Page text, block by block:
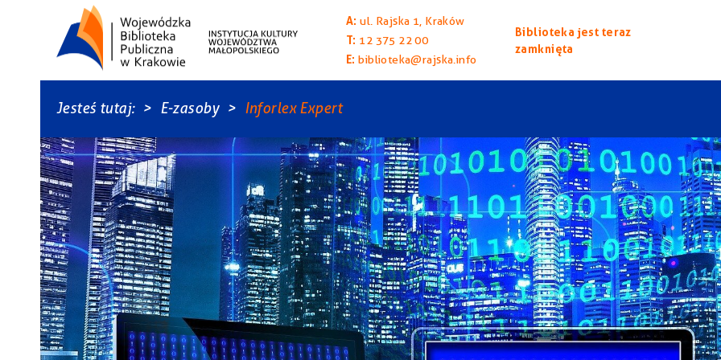
A:ul. Rajska 1, Kraków
T: 12 375 22 00
E:biblioteka@rajska.info
Biblioteka jest teraz
zamknięta
Jesteś tutaj: E-zasoby Inforlex Expert